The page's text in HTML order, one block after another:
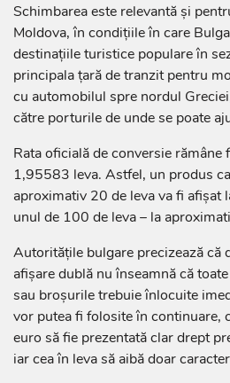
Schimbarea este relevantă și
Moldova, în condițiile în care
destinațiile turistice populare în
principala țară de tranzit pentru
cu automobilul spre nordul
către porturile de unde se poate
Rata oficială de conversie rămâne
1,95583 leva. Astfel, un produs
aproximativ 20 de leva va fi afișat
unul de 100 de leva – la
Autoritățile bulgare precizează că
afișare dublă nu înseamnă că
sau broșurile trebuie înlocuite
vor putea fi folosite în continuare,
euro să fie prezentată clar drept
iar cea în leva să aibă doar